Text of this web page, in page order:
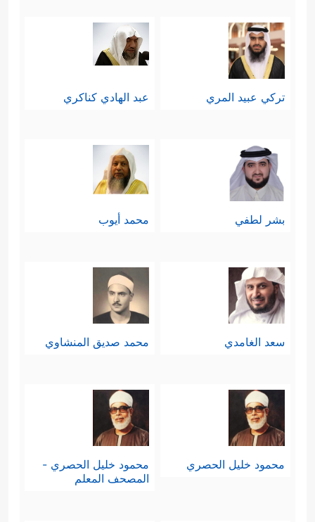
تركي عبيد المري عبد الهادي كناكري
بشر لطفي محمد أيوب
سعد الغامدي محمد صديق المنشاوي
محمود خليل الحصري
محمود خليل الحصري -
المصحف المعلم